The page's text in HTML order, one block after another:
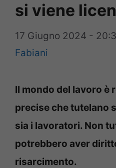
si viene
17 Giugno 2024 -
Fabiani
Il mondo del lavoro è
precise che tutelano
sia i lavoratori. Non
potrebbero aver
risarcimento.